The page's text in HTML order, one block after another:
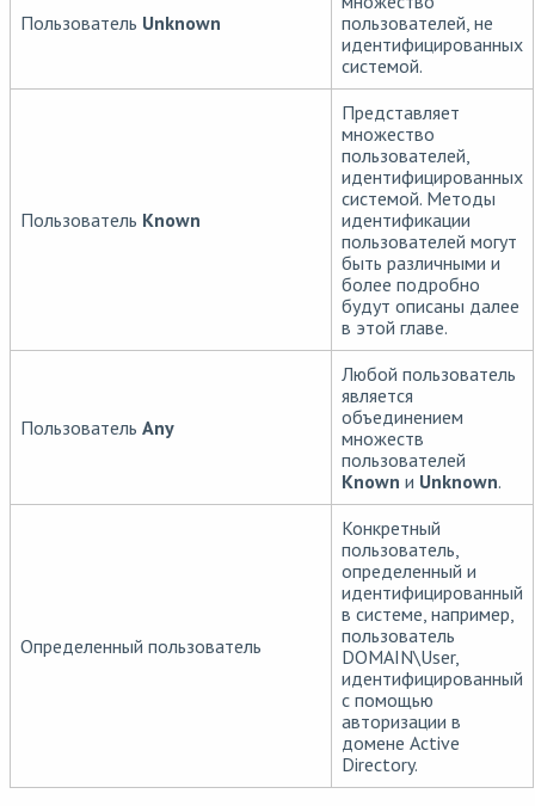
Пользователь Unknown
пользователей, не
идентифицированных
системой.
Пользователь Known
Представляет
множество
пользователей,
идентифицированных
системой. Методы
идентификации
пользователей могут
быть различными и
более подробно
будут описаны далее
в этой главе.
Пользователь Any
Любой пользователь
является
объединением
множеств
пользователей
Known и Unknown.
Определенный пользователь
Конкретный
пользователь,
определенный и
идентифицированный
в системе, например,
пользователь
DOMAIN\User,
идентифицированный
с помощью
авторизации в
домене Active
Directory.